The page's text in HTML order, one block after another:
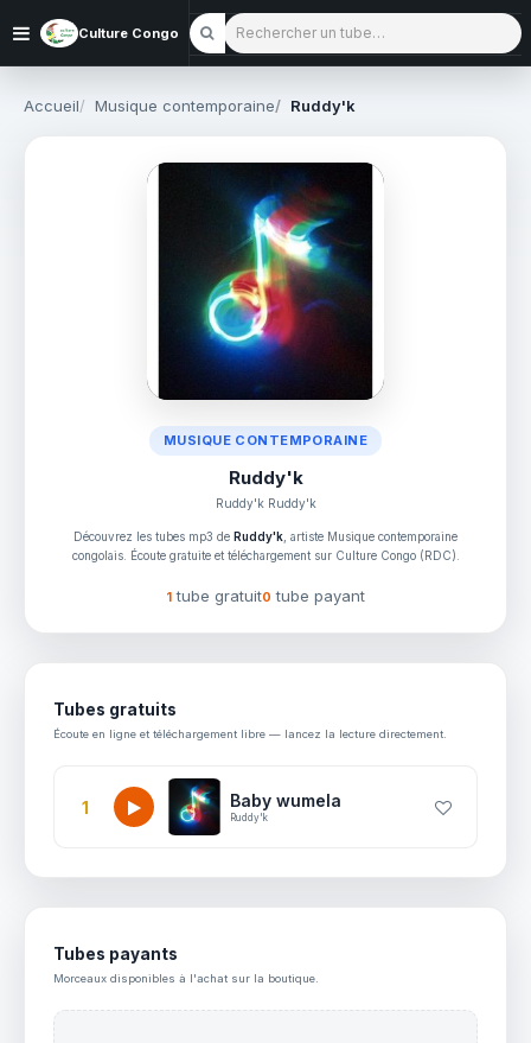
Culture Congo Rechercher un tube
Accueil Musique contemporaine Ruddy'k
MUSIQUE CONTEMPORAINE
Ruddy'k
Ruddy'k Ruddy'k
Découvrez les tubes mp3 de Ruddy'k , artiste Musique contemporaine
congolais. Écoute gratuite et téléchargement sur Culture Congo (RDC).
1 tube gratuit0 tube payant
Tubes gratuits
Écoute en ligne et téléchargement libre — lancez la lecture directement.
1 Baby wumela
Ruddy'k
Tubes payants
Morceaux disponibles à l'achat sur la boutique.